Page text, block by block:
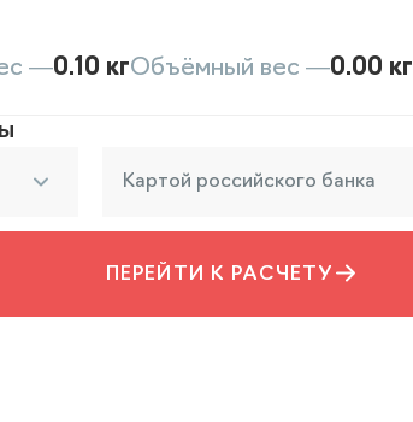
—0.10 кгОбъёмный вес —0.00 кг
Картой российского банка
ПЕРЕЙТИ К РАСЧЕТУ